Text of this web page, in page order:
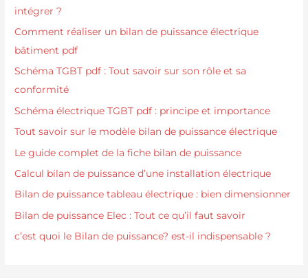
intégrer ?
Comment réaliser un bilan de puissance électrique
bâtiment pdf
Schéma TGBT pdf : Tout savoir sur son rôle et sa
conformité
Schéma électrique TGBT pdf : principe et importance
Tout savoir sur le modèle bilan de puissance électrique
Le guide complet de la fiche bilan de puissance
Calcul bilan de puissance d’une installation électrique
Bilan de puissance tableau électrique : bien dimensionner
Bilan de puissance Elec : Tout ce qu’il faut savoir
c’est quoi le Bilan de puissance? est-il indispensable ?